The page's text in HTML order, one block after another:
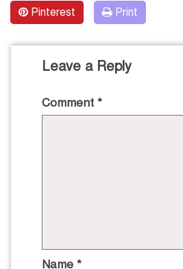
Pinterest Print
Leave a Reply
Comment *
Name *